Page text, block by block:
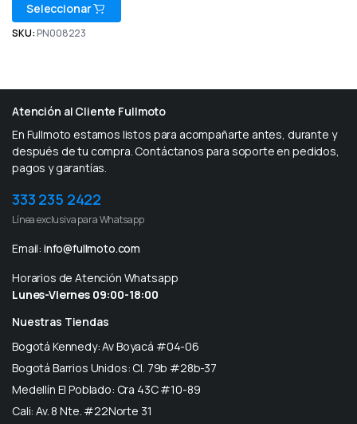
Seleccionar
SKU: PN008223
Atención al Cliente Fullmoto
En Fullmoto estamos listos para acompañarte antes, durante y
después de tu compra. Contáctanos para soporte en pedidos,
pagos y garantías.
333 235 2422
Línea exclusiva para Whatsapp
Email: info@fullmoto.com
Horarios de Atención Whatsapp
Lunes-Viernes 09:00-18:00
Nuestras Tiendas
Bogotá Kennedy: Av Boyacá #04-06
Bogotá Barrios Unidos: Cl. 79b #28b-37
Medellín El Poblado: Cra 43C #10-89
Cali: Av. 8 Nte. #22Norte 31